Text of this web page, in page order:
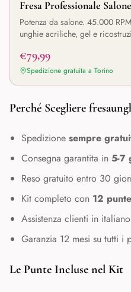
Fresa Professionale
Potenza da salone. 45.000
unghie acriliche, gel e
€79,99
Spedizione gratuita a Torino
Perché Scegliere
Spedizione sempre
Consegna garantita in 5-7
Reso gratuito entro 30
Kit completo con 12
Assistenza clienti in
Garanzia 12 mesi su tutti i
Le Punte Incluse nel Kit